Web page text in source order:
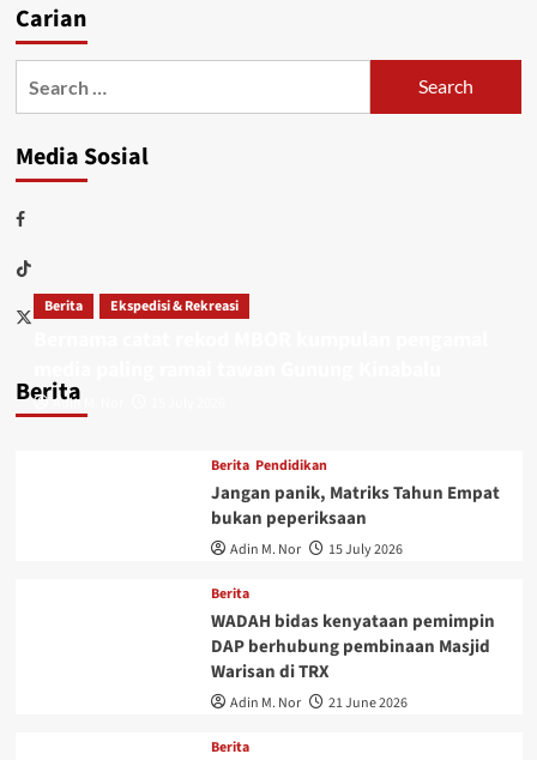
Carian
Media Sosial
Berita
Berita Ekspedisi & Rekreasi
Adin M. Nor
Berita Pendidikan
Jangan panik, Matriks Tahun Empat
bukan peperiksaan
Adin M. Nor 15 July 2026
Berita
WADAH bidas kenyataan pemimpin
DAP berhubung pembinaan Masjid
Warisan di TRX
Adin M. Nor 21 June 2026
Berita